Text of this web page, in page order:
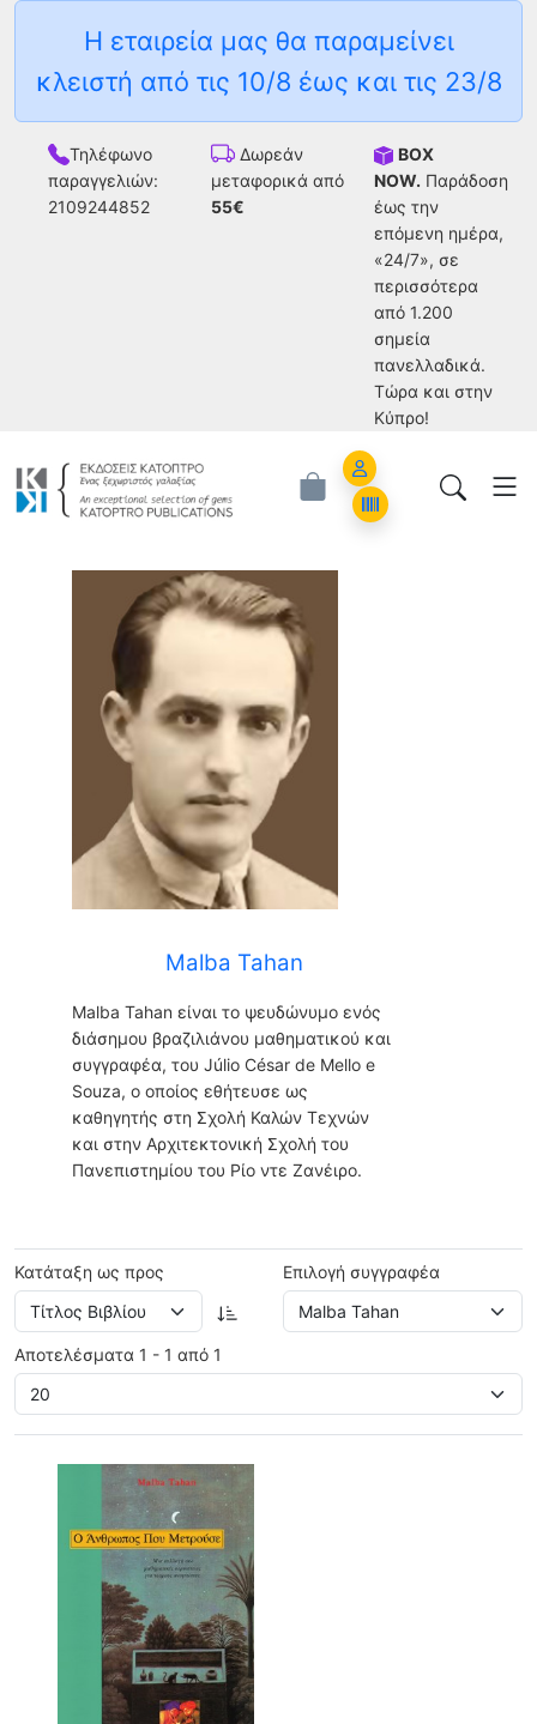
Η εταιρεία μας θα παραμείνει
κλειστή από τις 10/8 έως και τις 23/8
Τηλέφωνο
παραγγελιών:
2109244852
Δωρεάν
μεταφορικά από
55€
BOX
NOW. Παράδοση
έως την
επόμενη ημέρα,
«24/7», σε
περισσότερα
από 1.200
σημεία
πανελλαδικά.
Tώρα και στην
Κύπρο!
Account
Orders
Malba Tahan
Malba Tahan
Malba Tahan είναι το ψευδώνυμο ενός
διάσημου βραζιλιάνου μαθηματικού και
συγγραφέα, του Júlio César de Mello e
Souza, ο οποίος εθήτευσε ως
καθηγητής στη Σχολή Καλών Τεχνών
και στην Αρχιτεκτονική Σχολή του
Πανεπιστημίου του Ρίο ντε Ζανέιρο.
Κατάταξη ως προς Επιλογή συγγραφέα
Αποτελέσματα 1 - 1 από 1